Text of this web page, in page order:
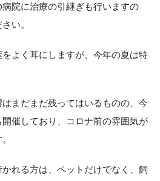
院に治療の引継ぎも行いますの
い。
よく耳にしますが、今年の夏は特
まだまだ残ってはいるものの、今
催しており、コロナ前の雰囲気が
れる方は、ペットだけでなく、飼